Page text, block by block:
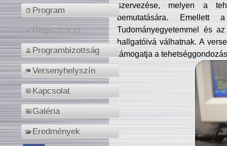
Program
Regisztráció
Programbizottság
Versenyhelyszín
Kapcsolat
Galéria
Eredmények
szervezése, melyen a
bemutatására. Emellett
Tudományegyetemmel és
hallgatóivá válhatnak. A
támogatja a